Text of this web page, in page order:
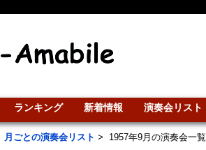
ランキング 新着情報 演奏会リスト
月ごとの演奏会リスト > 1957年9月の演奏会一覧